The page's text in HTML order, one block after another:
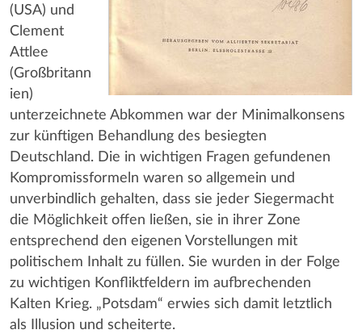
(USA) und
Clement
Attlee
(Großbritann
ien)
unterzeichnete Abkommen war der Minimalkonsens
zur künftigen Behandlung des besiegten
Deutschland. Die in wichtigen Fragen gefundenen
Kompromissformeln waren so allgemein und
unverbindlich gehalten, dass sie jeder Siegermacht
die Möglichkeit offen ließen, sie in ihrer Zone
entsprechend den eigenen Vorstellungen mit
politischem Inhalt zu füllen. Sie wurden in der Folge
zu wichtigen Konfliktfeldern im aufbrechenden
Kalten Krieg. „Potsdam“ erwies sich damit letztlich
als Illusion und scheiterte.